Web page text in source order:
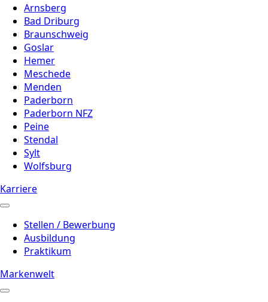
Arnsberg
Bad Driburg
Braunschweig
Goslar
Hemer
Meschede
Menden
Paderborn
Paderborn NFZ
Peine
Stendal
Sylt
Wolfsburg
Karriere
Stellen / Bewerbung
Ausbildung
Praktikum
Markenwelt